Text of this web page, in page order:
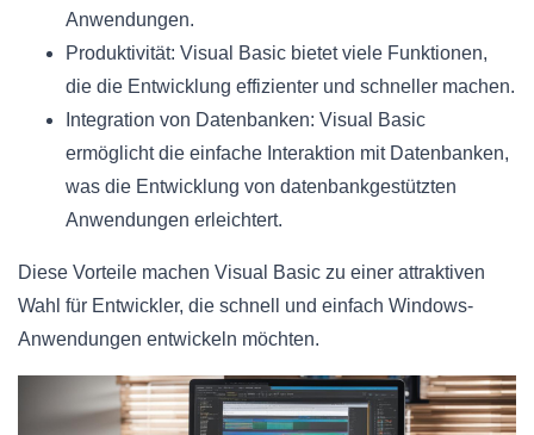
Anwendungen.
Produktivität: Visual Basic bietet viele Funktionen,
die die Entwicklung effizienter und schneller machen.
Integration von Datenbanken: Visual Basic
ermöglicht die einfache Interaktion mit Datenbanken,
was die Entwicklung von datenbankgestützten
Anwendungen erleichtert.
Diese Vorteile machen Visual Basic zu einer attraktiven
Wahl für Entwickler, die schnell und einfach Windows-
Anwendungen entwickeln möchten.